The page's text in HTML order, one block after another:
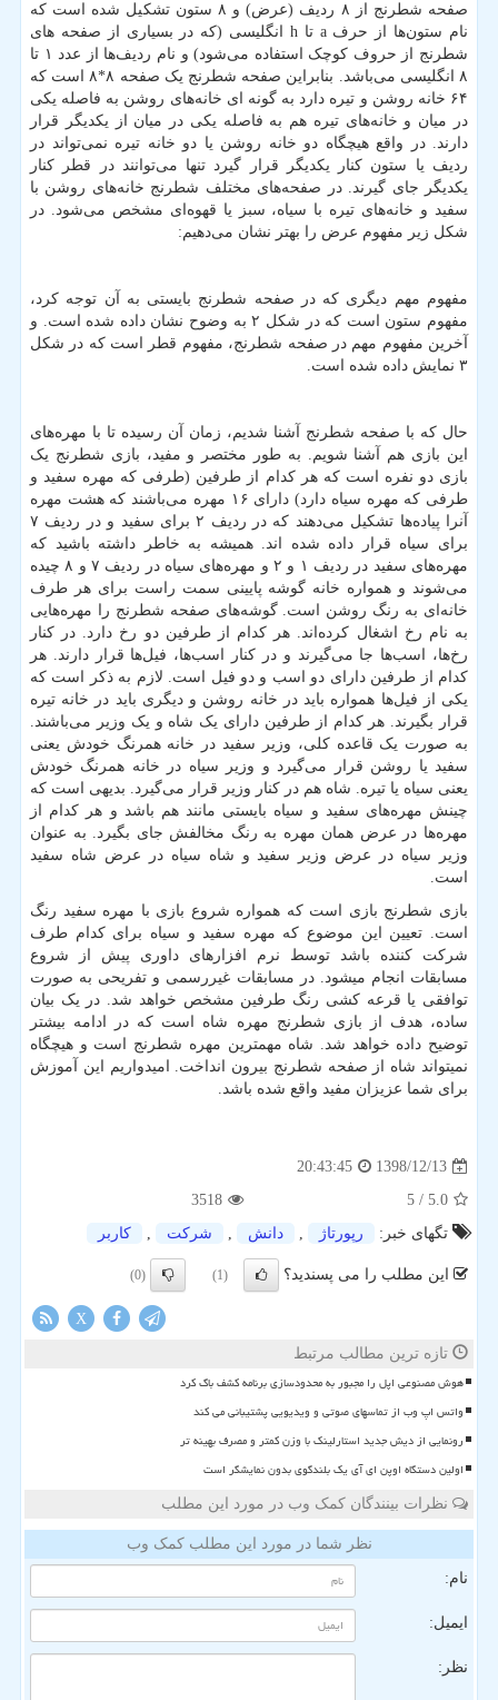
صفحه شطرنج از ۸ ردیف (عرض) و ۸ ستون تشکیل شده است که
نام ستون‌ها از حرف aتا h انگلیسی (که در بسیاری از صفحه های
شطرنج از حروف کوچک استفاده می‌شود) و نام ردیف‌ها از عدد ۱ تا
۸ انگلیسی می‌باشد. بنابراین صفحه شطرنج یک صفحه ۸*۸ است که
۶۴ خانه روشن و تیره دارد به گونه ای خانه‌های روشن به فاصله یکی
در میان و خانه‌های تیره هم به فاصله یکی در میان از یکدیگر قرار
دارند. در واقع هیچگاه دو خانه روشن یا دو خانه تیره نمی‌تواند در
ردیف یا ستون کنار یکدیگر قرار گیرد تنها می‌توانند در قطر کنار
یکدیگر جای گیرند. در صفحه‌های مختلف شطرنج خانه‌های روشن با
سفید و خانه‌های تیره با سیاه، سبز یا قهوه‌ای مشخص می‌شود. در
شکل زیر مفهوم عرض را بهتر نشان می‌دهیم:
مفهوم مهم دیگری که در صفحه شطرنج بایستی به آن توجه کرد،
مفهوم ستون است که در شکل ۲ به وضوح نشان داده شده است. و
آخرین مفهوم مهم در صفحه شطرنج، مفهوم قطر است که در شکل
۳ نمایش داده شده است.
حال که با صفحه شطرنج آشنا شدیم، زمان آن رسیده تا با مهره‌های
این بازی هم آشنا شویم. به طور مختصر و مفید، بازی شطرنج یک
بازی دو نفره است که هر کدام از طرفین (طرفی که مهره سفید و
طرفی که مهره سیاه دارد) دارای ۱۶ مهره می‌باشند که هشت مهره
آنرا پیاده‌ها تشکیل می‌دهند که در ردیف ۲ برای سفید و در ردیف ۷
برای سیاه قرار داده شده اند. همیشه به خاطر داشته باشید که
مهره‌های سفید در ردیف ۱ و ۲ و مهره‌های سیاه در ردیف ۷ و ۸ چیده
می‌شوند و همواره خانه گوشه پایینی سمت راست برای هر طرف
خانه‌ای به رنگ روشن است. گوشه‌های صفحه شطرنج را مهره‌هایی
به نام رخ اشغال کرده‌اند. هر کدام از طرفین دو رخ دارد. در کنار
رخ‌ها، اسب‌ها جا می‌گیرند و در کنار اسب‌ها، فیل‌ها قرار دارند. هر
کدام از طرفین دارای دو اسب و دو فیل است. لازم به ذکر است که
یکی از فیل‌ها همواره باید در خانه روشن و دیگری باید در خانه تیره
قرار بگیرند. هر کدام از طرفین دارای یک شاه و یک وزیر می‌باشند.
به صورت یک قاعده کلی، وزیر سفید در خانه همرنگ خودش یعنی
سفید یا روشن قرار می‌گیرد و وزیر سیاه در خانه همرنگ خودش
یعنی سیاه یا تیره. شاه هم در کنار وزیر قرار می‌گیرد. بدیهی است که
چینش مهره‌های سفید و سیاه بایستی مانند هم باشد و هر کدام از
مهره‌ها در عرض همان مهره به رنگ مخالفش جای بگیرد. به عنوان
وزیر سیاه در عرض وزیر سفید و شاه سیاه در عرض شاه سفید
است.
بازی شطرنج بازی است که همواره شروع بازی با مهره سفید رنگ
است. تعیین این موضوع که مهره سفید و سیاه برای کدام طرف
شرکت کننده باشد توسط نرم افزارهای داوری پیش از شروع
مسابقات انجام میشود. در مسابقات غیررسمی و تفریحی به صورت
توافقی یا قرعه کشی رنگ طرفین مشخص خواهد شد. در یک بیان
ساده، هدف از بازی شطرنج مهره شاه است که در ادامه بیشتر
توضیح داده خواهد شد. شاه مهمترین مهره شطرنج است و هیچگاه
نمیتواند شاه از صفحه شطرنج بیرون انداخت. امیدواریم این آموزش
برای شما عزیزان مفید واقع شده باشد.
1398/12/13
20:43:45
5.0
/ 5
3518
تگهای خبر:
رپورتاژ , دانش , شركت , كاربر
این مطلب را می پسندید؟ (1)
(0)
X
تازه ترین مطالب مرتبط
هوش مصنوعی اپل را مجبور به محدودسازی برنامه کشف باگ کرد
واتس اپ وب از تماسهای صوتی و ویدیویی پشتیبانی می کند
رونمایی از دیش جدید استارلینک با وزن کمتر و مصرف بهینه تر
اولین دستگاه اوپن ای آی یک بلندگوی بدون نمایشگر است
نظرات بینندگان کمک وب در مورد این مطلب
نظر شما در مورد این مطلب کمک وب
نام:
ایمیل:
نظر: